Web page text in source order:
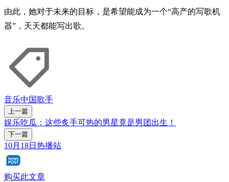
由此，她对于未来的目标，是希望能成为一个“高产的写歌机
器”，天天都能写出歌。
音乐中国歌手
上一篇
娱乐吃瓜：这些炙手可热的男星竟是男团出生！
下一篇
10月18日热播站
购买此文章